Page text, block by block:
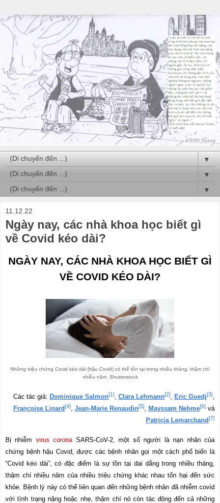
▼
▼
▼
11.12.22
Ngày nay, các nhà khoa học biết gì
về Covid kéo dài?
NGÀY NAY, CÁC NHÀ KHOA HỌC BIẾT GÌ
VỀ COVID KÉO DÀI?
Những triệu chứng Covid kéo dài (hậu Covid) có thể tồn tại trong nhiều tháng, thậm chí
nhiều năm. Shutterstock
Các tác giả: Dominique Salmon[1] Clara Lehmann[2] Eric Guedj[3]
Françoise Linard[4] Jean-Marie Renaudin[5] Mayssam Nehme[6] và
Patricia Lemarchand[7]
Bị nhiễm virus corona SARS-CoV-2, một số người là nạn nhân của
chứng bệnh hậu Covid, được các bệnh nhân gọi một cách phổ biến là
“Covid kéo dài”, có đặc điểm là sự tồn tại dai dẳng trong nhiều tháng,
thậm chí nhiều năm của nhiều triệu chứng khác nhau tổn hại đến sức
khỏe. Bệnh lý này có thể liên quan đến những bệnh nhân đã nhiễm covid
với tình trạng nặng hoặc nhẹ, thậm chí nó còn tác động đến cả những